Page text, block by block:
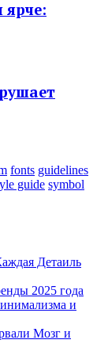
ярче:
fonts guidelines
guide symbol
Детаиль
2025 года
и
Мозг и